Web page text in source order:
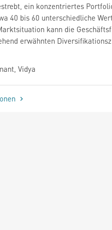
ein konzentriertes
40 bis 60 unterschiedliche
kann die
erwähnten
Vidya